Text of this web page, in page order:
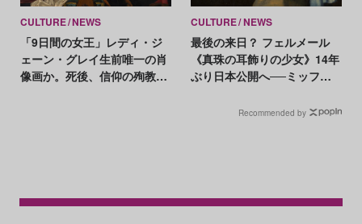
CULTURE NEWS
「9日間の女王」レディ・ジ
ェーン・グレイ生前唯一の肖
像画か。死後、信仰の殉教者
CULTURE NEWS
最後の来日？ フェルメール
《真珠の耳飾りの少女》14年
ぶり日本公開へ──ミッフィ
Recommended by